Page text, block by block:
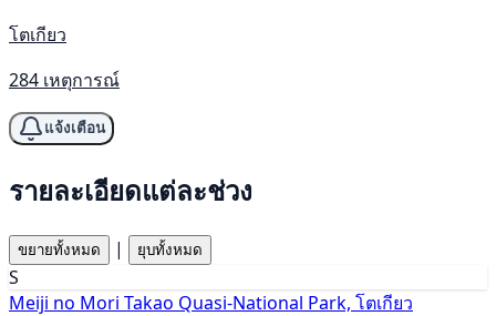
โตเกียว
284 เหตุการณ์
แจ้งเตือน
รายละเอียดแต่ละช่วง
ขยายทั้งหมด | ยุบทั้งหมด
S
Meiji no Mori Takao Quasi-National Park, โตเกียว